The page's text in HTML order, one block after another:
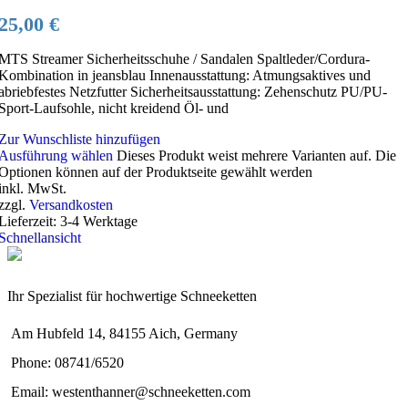
€
Streamer Sicherheitsschuhe / Sandalen Spaltleder/Cordura-
in jeansblau Innenausstattung: Atmungsaktives und
Netzfutter Sicherheitsausstattung: Zehenschutz PU/PU-
Laufsohle, nicht kreidend Öl- und
Wunschliste hinzufügen
wählen Dieses Produkt weist mehrere Varianten auf. Die
können auf der Produktseite gewählt werden
MwSt.
Versandkosten
3-4 Werktage
Ihr Spezialist für hochwertige Schneeketten
Am Hubfeld 14, 84155 Aich, Germany
Phone: 08741/6520
Email: westenthanner@schneeketten.com